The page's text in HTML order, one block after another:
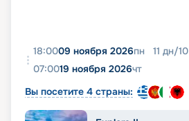
18:0009 ноября 2026пн 11 дн/10
07:0019 ноября 2026чт
Вы посетите 4 страны: